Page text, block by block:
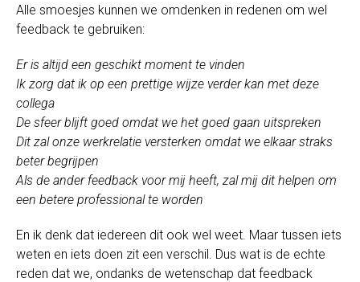
Alle smoesjes kunnen we omdenken in redenen om wel
feedback te gebruiken:
Er is altijd een geschikt moment te vinden
Ik zorg dat ik op een prettige wijze verder kan met deze
collega
De sfeer blijft goed omdat we het goed gaan uitspreken
Dit zal onze werkrelatie versterken omdat we elkaar straks
beter begrijpen
Als de ander feedback voor mij heeft, zal mij dit helpen om
een betere professional te worden
En ik denk dat iedereen dit ook wel weet. Maar tussen iets
weten en iets doen zit een verschil. Dus wat is de echte
reden dat we, ondanks de wetenschap dat feedback